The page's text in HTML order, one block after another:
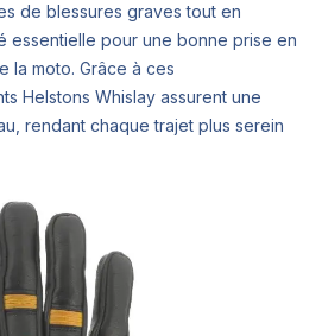
de blessures graves tout en
essentielle pour une bonne prise en
la moto. Grâce à ces
Helstons Whislay assurent une
rendant chaque trajet plus serein